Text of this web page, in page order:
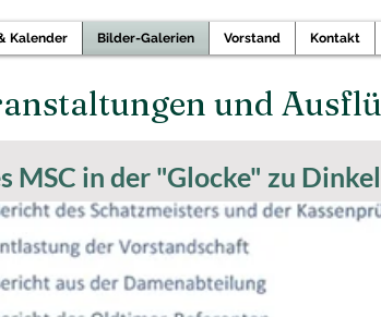
Kalender Bilder-Galerien Vorstand Kontakt
und
MSC in der "Glocke" zu